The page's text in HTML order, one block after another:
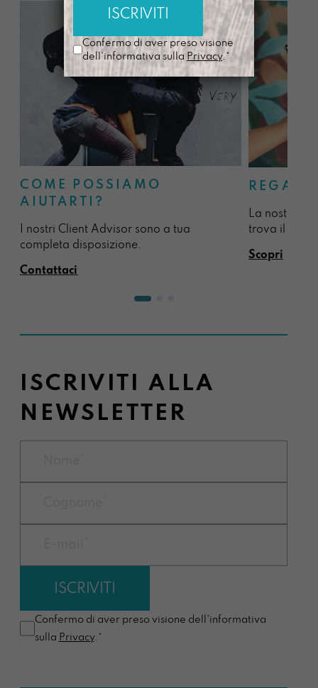
COME POSSIAMO
AIUTARTI?
I nostri Client Advisor sono a tua
completa disposizione.
Contattaci
La nostra
trova il
Scopri
ISCRIVITI ALLA
NEWSLETTER
Confermo di aver preso visione dell'informativa
sulla Privacy.*
Confermo di aver preso visione
dell'informativa sulla Privacy.*